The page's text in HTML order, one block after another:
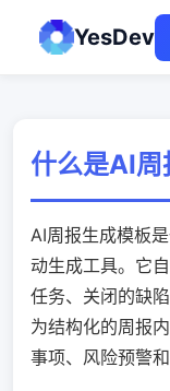
YesDev
什么是AI周
AI周报生成模板
动生成工具。它
任务、关闭的缺
为结构化的周报
事项、风险预警和